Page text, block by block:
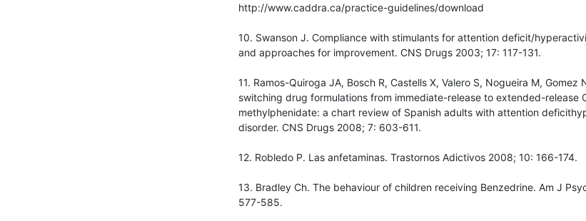
http://www.caddra.ca/practice-guidelines/download
10. Swanson J. Compliance with stimulants for attention deficit/
and approaches for improvement. CNS Drugs 2003; 17: 117-131.
11. Ramos-Quiroga JA, Bosch R, Castells X, Valero S, Nogueira M, Gomez
switching drug formulations from immediate-release to extended-release
methylphenidate: a chart review of Spanish adults with attention
disorder. CNS Drugs 2008; 7: 603-611.
12. Robledo P. Las anfetaminas. Trastornos Adictivos 2008; 10: 166-174.
13. Bradley Ch. The behaviour of children receiving Benzedrine. Am J
577-585.